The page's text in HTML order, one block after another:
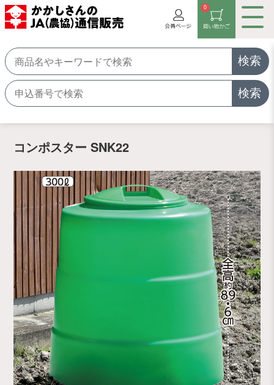
検索
検索
0
コンポスター SNK22